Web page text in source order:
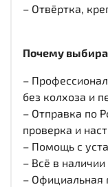
– Отвёртка,
Почему
–
без колхоза и
– Отправка по
проверка и
– Помощь с
– Всё в
– Официальная